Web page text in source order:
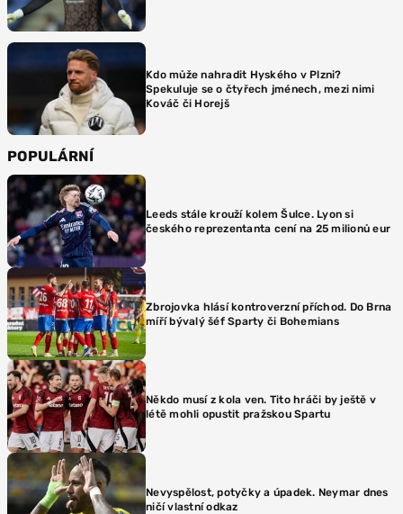
Kdo může nahradit Hyského v Plzni?
Spekuluje se o čtyřech jménech, mezi nimi
Kováč či Horejš
POPULÁRNÍ
Leeds stále krouží kolem Šulce. Lyon si
českého reprezentanta cení na 25 milionů eur
Zbrojovka hlásí kontroverzní příchod. Do Brna
míří bývalý šéf Sparty či Bohemians
Někdo musí z kola ven. Tito hráči by ještě v
létě mohli opustit pražskou Spartu
Nevyspělost, potyčky a úpadek. Neymar dnes
ničí vlastní odkaz